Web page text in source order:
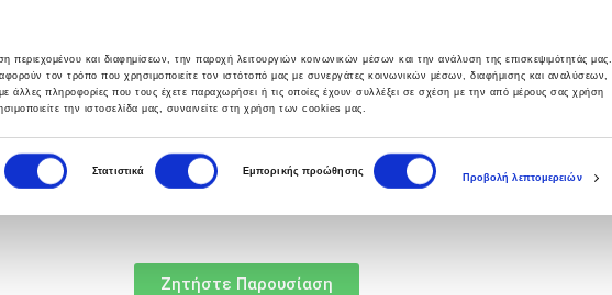
περιεχομένου και διαφημίσεων, την παροχή λειτουργιών κοινωνικών μέσων και την ανάλυση της επισκεψιμότητάς μας.
τον τρόπο που χρησιμοποιείτε τον ιστότοπό μας με συνεργάτες κοινωνικών μέσων, διαφήμισης και αναλύσεων,
άλλες πληροφορίες που τους έχετε παραχωρήσει ή τις οποίες έχουν συλλέξει σε σχέση με την από μέρους σας χρήση
την ιστοσελίδα μας, συναινείτε στη χρήση των cookies μας.
Στατιστικά Εμπορικής προώθησης
Προβολή λεπτομερειών
HELPDESK BLOG ΕΠΙΚΟΙΝΩΝΙΑ
Ζητήστε Παρουσίαση